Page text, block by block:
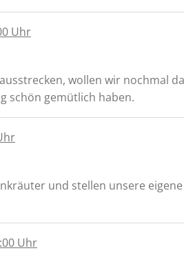
Uhr
wollen wir nochmal
schön gemütlich haben.
und stellen unsere
Uhr